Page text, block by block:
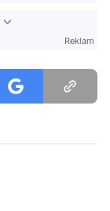
Reklam